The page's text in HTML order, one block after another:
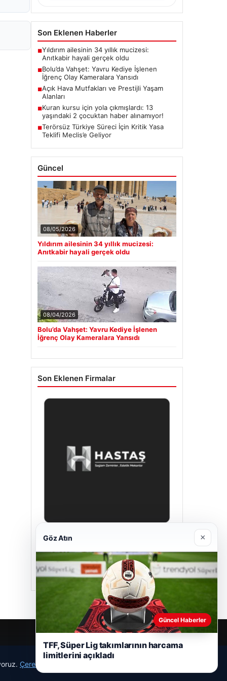
Son Eklenen Haberler
■Yıldırım ailesinin 34 yıllık mucizesi:
Anıtkabir hayali gerçek oldu
■Bolu’da Vahşet: Yavru Kediye İşlenen
İğrenç Olay Kameralara Yansıdı
■Açık Hava Mutfakları ve Prestijli Yaşam
Alanları
■Kuran kursu için yola çıkmışlardı: 13
yaşındaki 2 çocuktan haber alınamıyor!
■Terörsüz Türkiye Süreci İçin Kritik Yasa
Teklifi Meclis’e Geliyor
Güncel
08/05/2026
Yıldırım ailesinin 34 yıllık mucizesi:
Anıtkabir hayali gerçek oldu
08/04/2026
Bolu’da Vahşet: Yavru Kediye İşlenen
İğrenç Olay Kameralara Yansıdı
Son Eklenen Firmalar
Hastaş Beton
05/26/2026
Çerez Politikamız
Göz Atın ×
Güncel Haberler
TFF, Süper Lig takımlarının harcama
limitlerini açıkladı